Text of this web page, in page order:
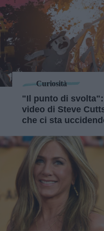
Curiosità
"Il punto di
video di Steve
che ci sta